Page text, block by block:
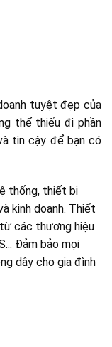
tuyệt đẹp của
thể thiếu đi phần
tin cậy để bạn có
thống, thiết bị
kinh doanh. Thiết
các thương hiệu
Đảm bảo mọi
dây cho gia đình